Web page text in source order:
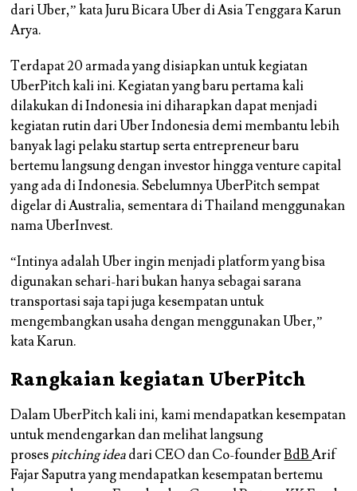
dari Uber,” kata Juru Bicara Uber di Asia Tenggara Karun
Arya.
Terdapat 20 armada yang disiapkan untuk kegiatan
UberPitch kali ini. Kegiatan yang baru pertama kali
dilakukan di Indonesia ini diharapkan dapat menjadi
kegiatan rutin dari Uber Indonesia demi membantu lebih
banyak lagi pelaku startup serta entrepreneur baru
bertemu langsung dengan investor hingga venture capital
yang ada di Indonesia. Sebelumnya UberPitch sempat
digelar di Australia, sementara di Thailand menggunakan
nama UberInvest.
“Intinya adalah Uber ingin menjadi platform yang bisa
digunakan sehari-hari bukan hanya sebagai sarana
transportasi saja tapi juga kesempatan untuk
mengembangkan usaha dengan menggunakan Uber,”
kata Karun.
Rangkaian kegiatan UberPitch
Dalam UberPitch kali ini, kami mendapatkan kesempatan
untuk mendengarkan dan melihat langsung
prosespitching ideadari CEO dan Co-founderBdBArif
Fajar Saputra yang mendapatkan kesempatan bertemu